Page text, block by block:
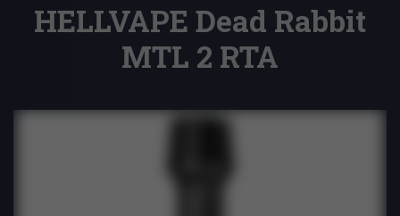
HELLVAPE Dead Rabbit
MTL 2 RTA